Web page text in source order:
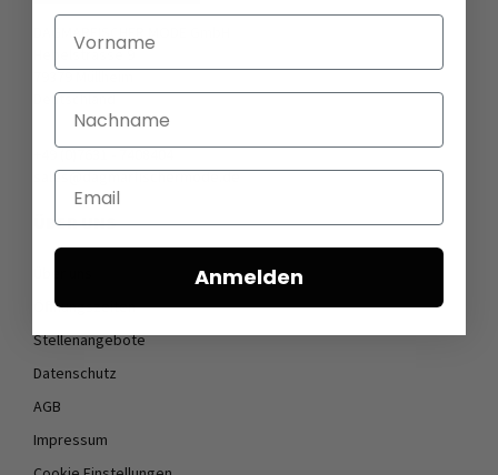
Hebelstrasse 9
79379 Müllheim
Deutschland
+49 (0)7631 - 7408404
sales@dagmarfischermode.de
ÜBER UNS
Öffnungszeiten
Stellenangebote
Datenschutz
AGB
Impressum
Vorname
Nachname
Email
Anmelden